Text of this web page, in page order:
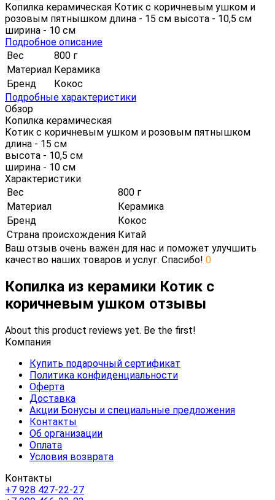
Копилка керамическая Котик с коричневым ушком и
розовым пятнышком длина - 15 см высота - 10,5 см
ширина - 10 см
Подробное описание
Вес
800 г
Материал Керамика
Бренд
Кокос
Подробные характеристики
Обзор
Копилка керамическая
Котик с коричневым ушком и розовым пятнышком
длина - 15 см
высота - 10,5 см
ширина - 10 см
Характеристики
Вес
800 г
Материал
Керамика
Бренд
Кокос
Страна происхождения Китай
Ваш отзыв очень важен для нас и поможет улучшить
качество наших товаров и услуг. Спасибо! 0
Копилка из керамики Котик с
коричневым ушком отзывы
About this product reviews yet. Be the first!
Компания
Купить подарочный сертификат
Политика конфиденциальности
Оферта
Доставка
Акции Бонусы и специальные предложения
Контакты
Об организации
Оплата
Условия возврата
Контакты
+7 928 427-22-27